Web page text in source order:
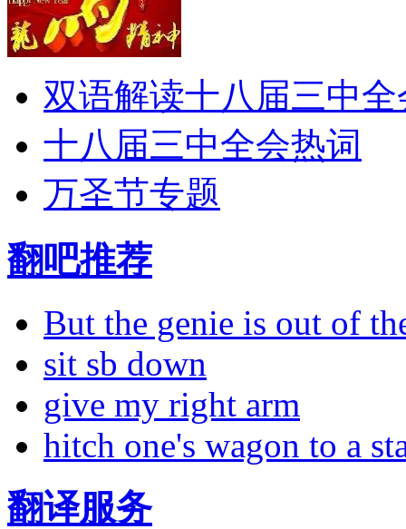
双语解读十八届三中全
十八届三中全会热词
万圣节专题
翻吧推荐
But the genie is out of
sit sb down
give my right arm
hitch one's wagon to a
翻译服务